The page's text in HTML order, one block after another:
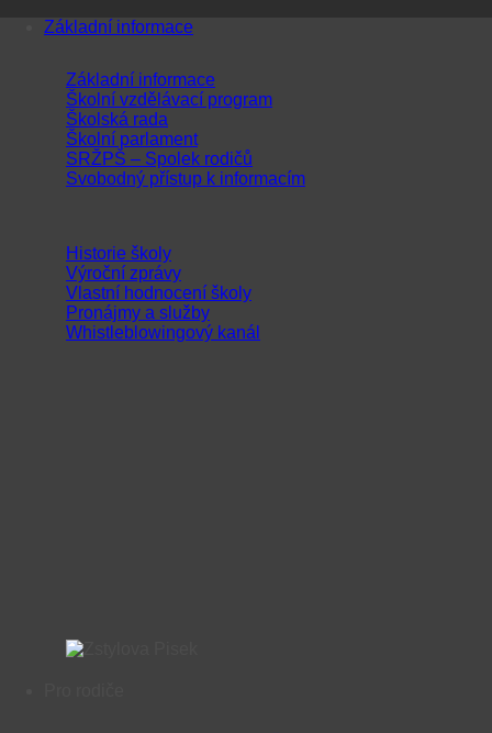
PřeskočitZákladní informace
Základní informace
Školní vzdělávací program
Školská rada
Školní parlament
SRŽPŠ – Spolek rodičů
Svobodný přístup k informacím
Historie školy
Výroční zprávy
Vlastní hodnocení školy
Pronájmy a služby
Whistleblowingový kanál